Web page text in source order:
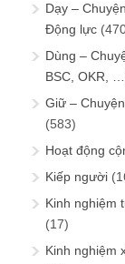
Dạy –
Động lực
Dùng –
BSC, OKR,
Giữ –
(583)
Hoạt động
Kiếp người
Kinh nghiệm
(17)
Kinh nghiệm